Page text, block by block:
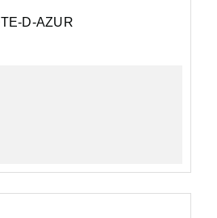
D-AZUR